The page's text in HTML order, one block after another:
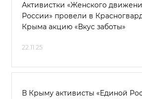
Активистки «Женского
России» провели в
Крыма акцию «Вкус заботы»
22.11.25
В Крыму активисты «Единой